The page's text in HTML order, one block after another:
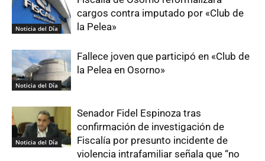
Noticia del Día
cargos contra imputado por «Club de
la Pelea»
Noticia del Día
Fallece joven que participó en «Club de
la Pelea en Osorno»
Noticia del Día
Senador Fidel Espinoza tras
confirmación de investigación de
Fiscalía por presunto incidente de
violencia intrafamiliar señala que “no